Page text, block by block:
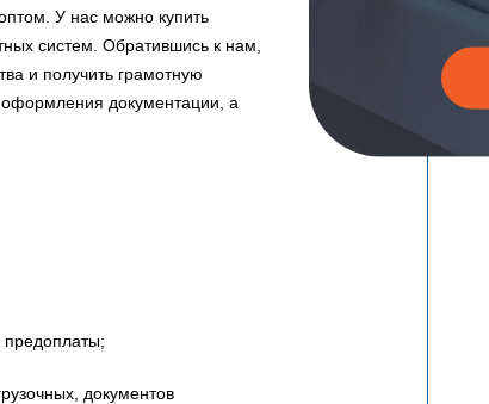
У нас можно купить
систем. Обратившись к нам,
и получить грамотную
документации, а
предоплаты;
документов